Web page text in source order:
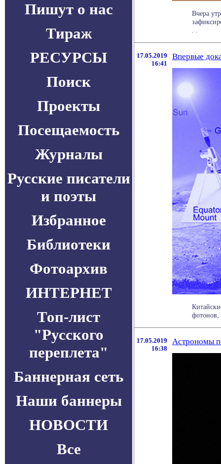
Пишут о нас
Тираж
РЕСУРСЫ
Поиск
Проекты
Посещаемость
Журналы
Русские писатели
и поэты
Избранное
Библиотеки
Фотоархив
ИНТЕРНЕТ
Топ-лист
"Русского
переплета"
Баннерная сеть
Наши баннеры
НОВОСТИ
Все
Вчера
17.05.2019
16:41
Впервые
17.05.2019
16:38
Астрономы